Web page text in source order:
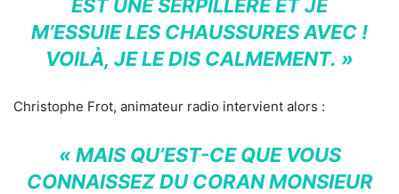
EST UNE SERPILLÈRE ET JE
M’ESSUIE LES CHAUSSURES AVEC !
VOILÀ, JE LE DIS CALMEMENT. »
Christophe Frot, animateur radio intervient alors :
« MAIS QU’EST-CE QUE VOUS
CONNAISSEZ DU CORAN MONSIEUR